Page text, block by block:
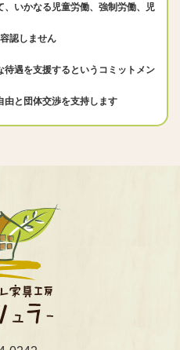
いかなる児童労働、強制労働、児
認しません
遇を支援するというコミットメン
由と団体交渉を支持します